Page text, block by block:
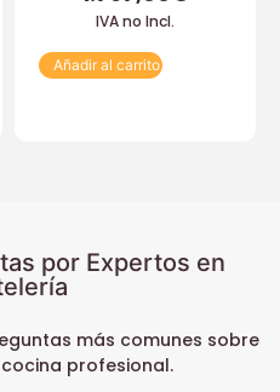
IVA no Incl.
Añadir al carrito
por Expertos en
más comunes sobre
profesional.